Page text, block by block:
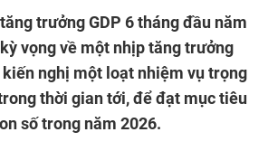
trưởng GDP 6 tháng đầu năm
vọng về một nhịp tăng trưởng
kiến nghị một loạt nhiệm vụ trọng
thời gian tới, để đạt mục tiêu
số trong năm 2026.